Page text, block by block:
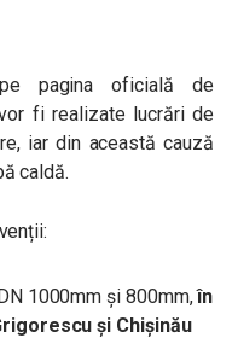
pe pagina oficială de
fi realizate lucrări de
iar din această cauză
caldă.
1000mm și 800mm,în
și Chișinău